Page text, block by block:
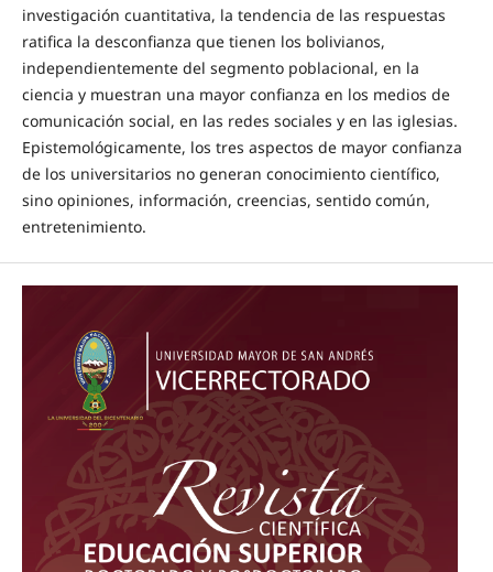
investigación cuantitativa, la tendencia de las respuestas
ratifica la desconfianza que tienen los bolivianos,
independientemente del segmento poblacional, en la
ciencia y muestran una mayor confianza en los medios de
comunicación social, en las redes sociales y en las iglesias.
Epistemológicamente, los tres aspectos de mayor confianza
de los universitarios no generan conocimiento científico,
sino opiniones, información, creencias, sentido común,
entretenimiento.